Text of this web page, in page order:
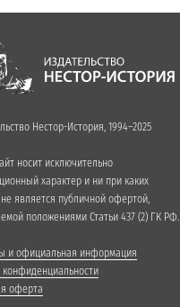
Нестор-История, 1994–2025
носит исключительно
характер и ни при каких
является публичной офертой,
положениями Статьи 437 (2) ГК РФ.
и официальная информация
конфиденциальности
оферта